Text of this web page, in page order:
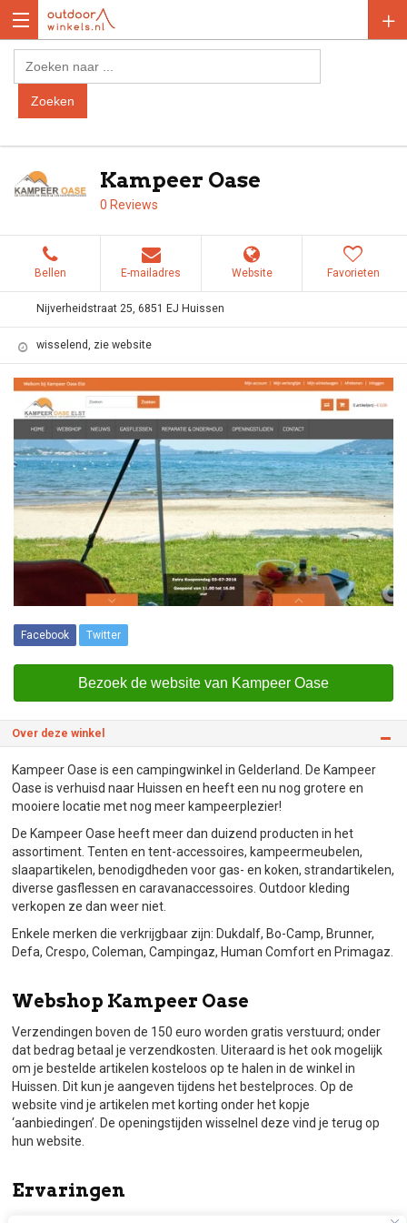
Kampeer Oase
0 Reviews
Bellen E-mailadres Website Favorieten
Nijverheidstraat 25, 6851 EJ Huissen
wisselend, zie website
Facebook Twitter
Bezoek de website van Kampeer Oase
Over deze winkel
Kampeer Oase is een campingwinkel in Gelderland. De Kampeer
Oase is verhuisd naar Huissen en heeft een nu nog grotere en
mooiere locatie met nog meer kampeerplezier!
De Kampeer Oase heeft meer dan duizend producten in het
assortiment. Tenten en tent-accessoires, kampeermeubelen,
slaapartikelen, benodigdheden voor gas- en koken, strandartikelen,
diverse gasflessen en caravanaccessoires. Outdoor kleding
verkopen ze dan weer niet.
Enkele merken die verkrijgbaar zijn: Dukdalf, Bo-Camp, Brunner,
Defa, Crespo, Coleman, Campingaz, Human Comfort en Primagaz.
Webshop Kampeer Oase
Verzendingen boven de 150 euro worden gratis verstuurd; onder
dat bedrag betaal je verzendkosten. Uiteraard is het ook mogelijk
om je bestelde artikelen kosteloos op te halen in de winkel in
Huissen. Dit kun je aangeven tijdens het bestelproces. Op de
website vind je artikelen met korting onder het kopje
‘aanbiedingen’. De openingstijden wisselnel deze vind je terug op
hun website.
Ervaringen